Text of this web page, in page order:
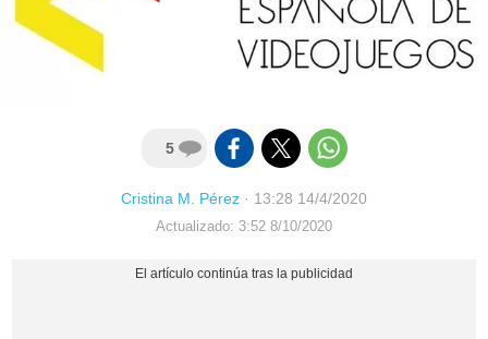
5
Cristina M. Pérez · 13:28 14/4/2020
Actualizado: 3:52 8/10/2020